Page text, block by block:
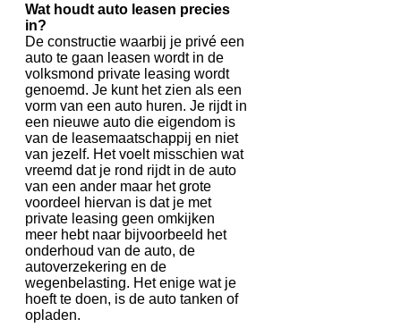
Wat houdt auto leasen precies
in?
De constructie waarbij je privé een
auto te gaan leasen wordt in de
volksmond private leasing wordt
genoemd. Je kunt het zien als een
vorm van een auto huren. Je rijdt in
een nieuwe auto die eigendom is
van de leasemaatschappij en niet
van jezelf. Het voelt misschien wat
vreemd dat je rond rijdt in de auto
van een ander maar het grote
voordeel hiervan is dat je met
private leasing geen omkijken
meer hebt naar bijvoorbeeld het
onderhoud van de auto, de
autoverzekering en de
wegenbelasting. Het enige wat je
hoeft te doen, is de auto tanken of
opladen.